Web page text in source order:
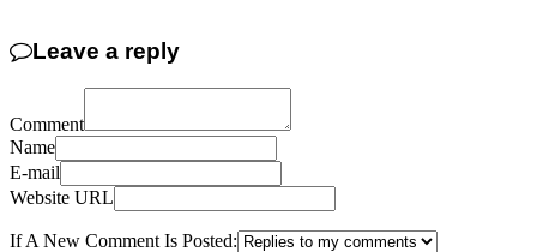
Leave a reply
Comment
Name
E-mail
Website URL
If A New Comment Is Posted: